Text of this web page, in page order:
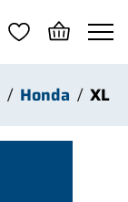
Honda XL